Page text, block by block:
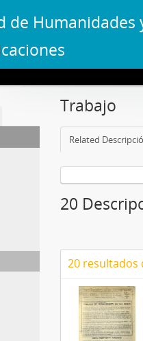
de Humanidades
Trabajo
Related
20
20 resultados